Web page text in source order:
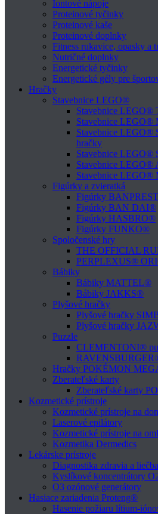
Iontové nápoje
Proteinové tyčinky
Proteinové kaše
Proteinové doplnky
Fitness rukavice, opasky a
Nutričné doplnky
Energetické tyčinky
Energetické gély pre
Hračky
Stavebnice LEGO®
Stavebnice LEGO®
Stavebnice LEGO®
Stavebnice LEGO®
hračky
Stavebnice LEGO®
Stavebnice
Stavebnice LEGO®
Figúrky a zvieratká
Figúrky
Figúrky BAN DAI®
Figúrky HASBRO®
Figúrky FUNKO®
Spoločenské hry
THE OFFICIAL
PERPLEXUS®
Bábiky
Bábiky MATTEL®
Bábiky JAKKS®
Plyšové hračky
Plyšové hračky
Plyšové hračky
Puzzle
CLEMENTONI®
Hračky POKÉMON
Zberateľské karty
Zberateľské karty
Kozmetické prístroje
Kozmetické prístroje na
Laserové epilátory
Kozmetické prístroje na
Kozmetika Dermedics
Lekárske prístroje
Diagnostika zdravia a liečba
Kyslíkové koncentrátory
O3 ozónové generátory
Hasiace zariadenia Proteng®
Hasenie požiaru lítium-